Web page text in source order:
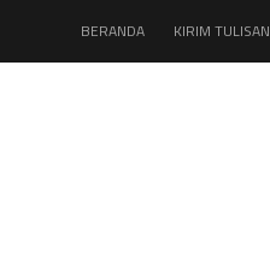
BERANDA KIRIM TULISAN